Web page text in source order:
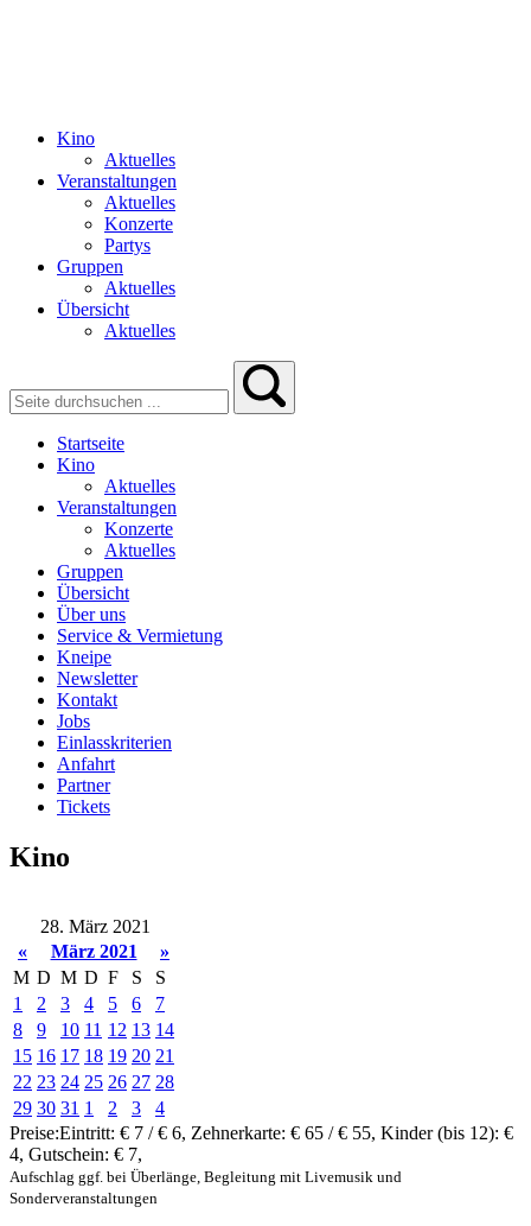
Kino
Aktuelles
Veranstaltungen
Aktuelles
Konzerte
Partys
Gruppen
Aktuelles
Übersicht
Aktuelles
Startseite
Kino
Aktuelles
Veranstaltungen
Konzerte
Aktuelles
Gruppen
Übersicht
Über uns
Service & Vermietung
Kneipe
Newsletter
Kontakt
Jobs
Einlasskriterien
Anfahrt
Partner
Tickets
Kino
28. März 2021
«
März 2021
»
M D M D F S
S
1
2 3 4 5 6
7
8
9 10 11 12 13 14
15 16 17 18 19 20 21
22 23 24 25 26 27 28
29 30 31 1 2 3
4
Preise:Eintritt: € 7 / € 6, Zehnerkarte: € 65 / € 55, Kinder (bis 12): €
4, Gutschein: € 7,
Aufschlag ggf. bei Überlänge, Begleitung mit Livemusik und
Sonderveranstaltungen